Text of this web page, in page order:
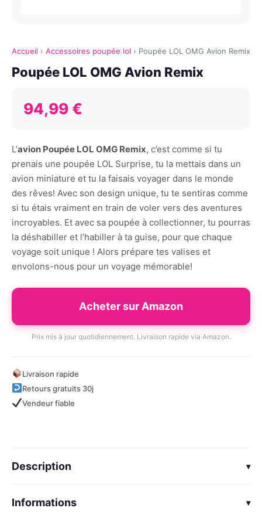
Accueil › Accessoires poupée lol › Poupée LOL OMG Avion Remix
Poupée LOL OMG Avion Remix
94,99 €
L’avion Poupée LOL OMG Remix, c’est comme si tu
prenais une poupée LOL Surprise, tu la mettais dans un
avion miniature et tu la faisais voyager dans le monde
des rêves! Avec son design unique, tu te sentiras comme
si tu étais vraiment en train de voler vers des aventures
incroyables. Et avec sa poupée à collectionner, tu pourras
la déshabiller et l’habiller à ta guise, pour que chaque
voyage soit unique ! Alors prépare tes valises et
envolons-nous pour un voyage mémorable!
Acheter sur Amazon
Prix mis à jour quotidiennement. Livraison rapide via Amazon.
Livraison rapide
Retours gratuits 30j
Vendeur fiable
Description ▾
Avion, Voiture, Studio d’enregistrement et Salle de
Informations ▾